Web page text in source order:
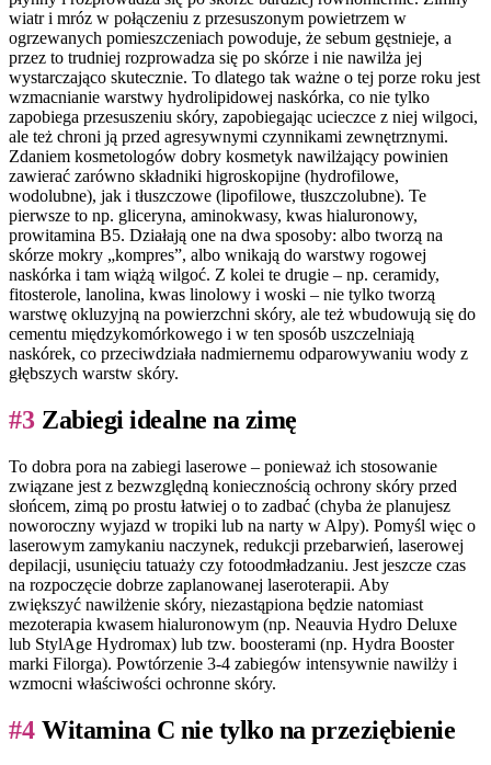
wiatr i mróz w połączeniu z przesuszonym powietrzem w
ogrzewanych pomieszczeniach powoduje, że sebum gęstnieje, a
przez to trudniej rozprowadza się po skórze i nie nawilża jej
wystarczająco skutecznie. To dlatego tak ważne o tej porze roku jest
wzmacnianie warstwy hydrolipidowej naskórka, co nie tylko
zapobiega przesuszeniu skóry, zapobiegając ucieczce z niej wilgoci,
ale też chroni ją przed agresywnymi czynnikami zewnętrznymi.
Zdaniem kosmetologów dobry kosmetyk nawilżający powinien
zawierać zarówno składniki higroskopijne (hydrofilowe,
wodolubne), jak i tłuszczowe (lipofilowe, tłuszczolubne). Te
pierwsze to np. gliceryna, aminokwasy, kwas hialuronowy,
prowitamina B5. Działają one na dwa sposoby: albo tworzą na
skórze mokry „kompres”, albo wnikają do warstwy rogowej
naskórka i tam wiążą wilgoć. Z kolei te drugie – np. ceramidy,
fitosterole, lanolina, kwas linolowy i woski – nie tylko tworzą
warstwę okluzyjną na powierzchni skóry, ale też wbudowują się do
cementu międzykomórkowego i w ten sposób uszczelniają
naskórek, co przeciwdziała nadmiernemu odparowywaniu wody z
głębszych warstw skóry.
#3 Zabiegi idealne na zimę
To dobra pora na zabiegi laserowe – ponieważ ich stosowanie
związane jest z bezwzględną koniecznością ochrony skóry przed
słońcem, zimą po prostu łatwiej o to zadbać (chyba że planujesz
noworoczny wyjazd w tropiki lub na narty w Alpy). Pomyśl więc o
laserowym zamykaniu naczynek, redukcji przebarwień, laserowej
depilacji, usunięciu tatuaży czy fotoodmładzaniu. Jest jeszcze czas
na rozpoczęcie dobrze zaplanowanej laseroterapii. Aby
zwiększyć nawilżenie skóry, niezastąpiona będzie natomiast
mezoterapia kwasem hialuronowym (np. Neauvia Hydro Deluxe
lub StylAge Hydromax) lub tzw. boosterami (np. Hydra Booster
marki Filorga). Powtórzenie 3-4 zabiegów intensywnie nawilży i
wzmocni właściwości ochronne skóry.
#4 Witamina C nie tylko na przeziębienie